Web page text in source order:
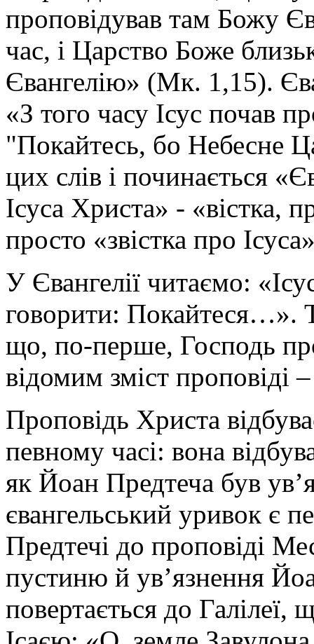
проповідував там Божу
час, і Царство Боже
Євангелію» (Мк. 1,15).
«З того часу Ісус почав
"Покайтесь, бо Небесне
цих слів і починається
Ісуса Христа» - «вістка,
просто «звістка про
У Євангелії читаємо:
говорити: Покайтеся…».
що, по-перше, Господь
відомим зміст проповіді
Проповідь Христа
певному часі: вона
як Йоан Предтеча був
євангельський уривок є
Предтечі до проповіді
пустиню й ув’язнення
повертається до Галілеї,